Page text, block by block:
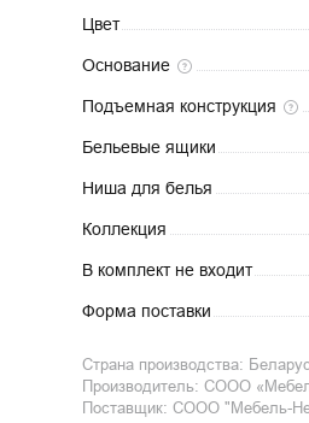
Цвет
Основание
Подъемная конструкция
Бельевые ящики
Ниша для белья
Коллекция
В комплект не входит
Форма поставки
Страна производства:
Производитель: СООО
Поставщик: СООО "Мебель-